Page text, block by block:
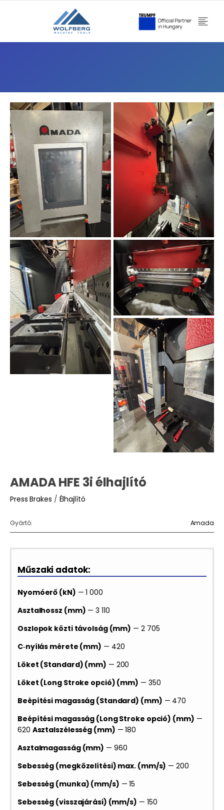
AMADA HFE 3i élhajlító
Press Brakes / Élhajlító
Gyártó: Amada
Műszaki adatok:
Nyomóerő (kN) — 1 000
Asztalhossz (mm) — 3 110
Oszlopok közti távolság (mm) — 2 705
C‑nyílás mérete (mm) — 420
Löket (Standard) (mm) — 200
Löket (Long Stroke opció) (mm) — 350
Beépítési magasság (Standard) (mm) — 470
Beépítési magasság (Long Stroke opció) (mm) —
620 Asztalszélesség (mm) — 180
Asztalmagasság (mm) — 960
Sebesség (megközelítési) max. (mm/s) — 200
Sebesség (munka) (mm/s) — 15
Sebesség (visszajárási) (mm/s) — 150